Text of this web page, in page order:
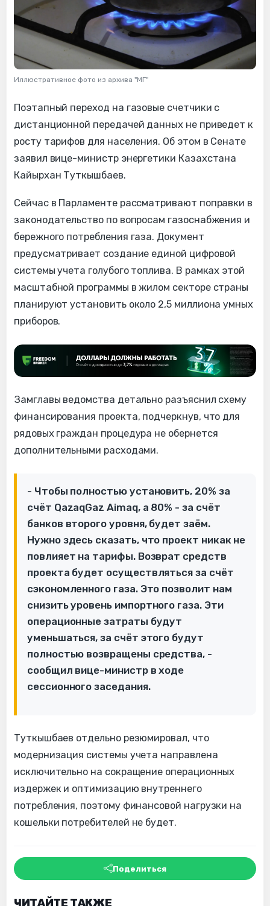
Иллюстративное фото из архива "МГ"
Поэтапный переход на газовые счетчики с
дистанционной передачей данных не приведет к
росту тарифов для населения. Об этом в Сенате
заявил вице-министр энергетики Казахстана
Кайырхан Туткышбаев.
Сейчас в Парламенте рассматривают поправки в
законодательство по вопросам газоснабжения и
бережного потребления газа. Документ
предусматривает создание единой цифровой
системы учета голубого топлива. В рамках этой
масштабной программы в жилом секторе страны
планируют установить около 2,5 миллиона умных
приборов.
Замглавы ведомства детально разъяснил схему
финансирования проекта, подчеркнув, что для
рядовых граждан процедура не обернется
дополнительными расходами.
- Чтобы полностью установить, 20% за
счёт QazaqGaz Aimaq, а 80% - за счёт
банков второго уровня, будет заём.
Нужно здесь сказать, что проект никак не
повлияет на тарифы. Возврат средств
проекта будет осуществляться за счёт
сэкономленного газа. Это позволит нам
снизить уровень импортного газа. Эти
операционные затраты будут
уменьшаться, за счёт этого будут
полностью возвращены средства, -
сообщил вице-министр в ходе
сессионного заседания.
Туткышбаев отдельно резюмировал, что
модернизация системы учета направлена
исключительно на сокращение операционных
издержек и оптимизацию внутреннего
потребления, поэтому финансовой нагрузки на
кошельки потребителей не будет.
Поделиться
ЧИТАЙТЕ ТАКЖЕ